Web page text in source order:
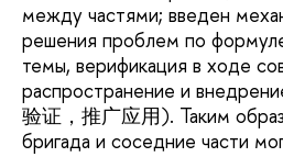
между частями; введен
решения проблем по
темы, верификация в ходе
распространение и
验证，推广应用). Таким
бригада и соседние части